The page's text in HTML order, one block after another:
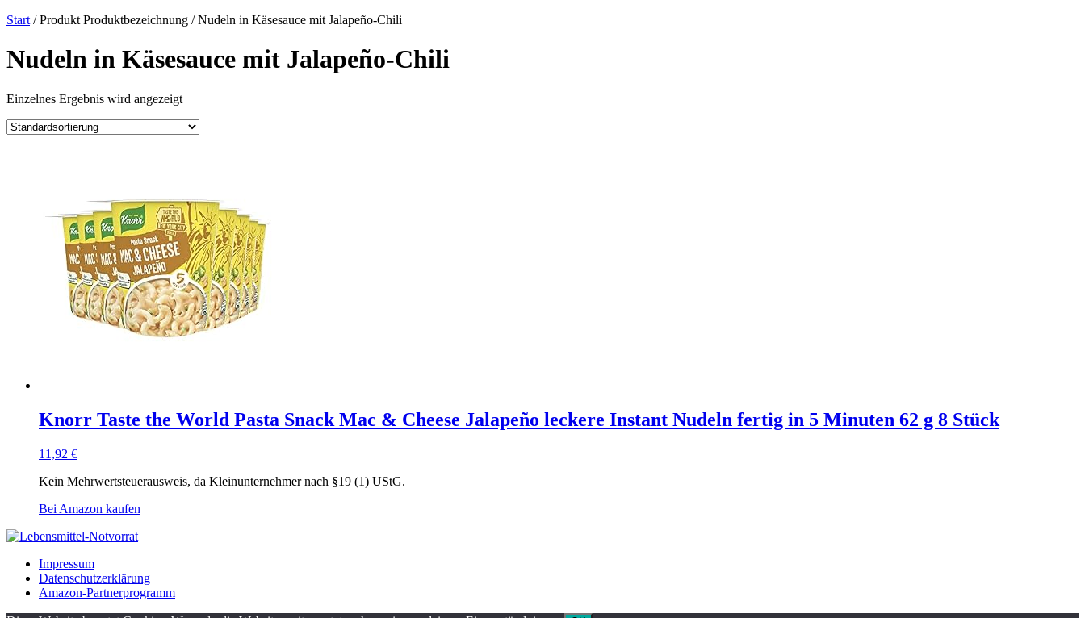
Start / Produkt Produktbezeichnung / ‎Nudeln in Käsesauce mit Jalapeño-Chili
‎Nudeln in Käsesauce mit Jalapeño-Chili
Einzelnes Ergebnis wird angezeigt
Knorr Taste the World Pasta Snack Mac & Cheese Jalapeño leckere Instant Nudeln fertig in 5 Minuten 62 g 8 Stück
11,92 €
Kein Mehrwertsteuerausweis, da Kleinunternehmer nach §19 (1) UStG.
Bei Amazon kaufen
Impressum
Datenschutzerklärung
Amazon-Partnerprogramm